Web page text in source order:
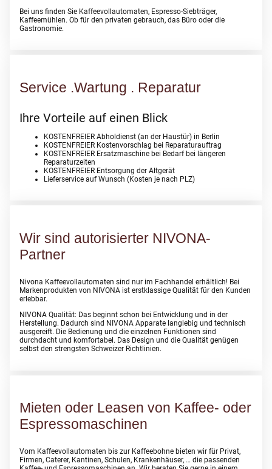
Bei uns finden Sie Kaffeevollautomaten, Espresso-Siebträger,
Kaffeemühlen. Ob für den privaten gebrauch, das Büro oder die
Gastronomie.
Service .Wartung . Reparatur
Ihre Vorteile auf einen Blick
KOSTENFREIER Abholdienst (an der Haustür) in Berlin
KOSTENFREIER Kostenvorschlag bei Reparaturauftrag
KOSTENFREIER Ersatzmaschine bei Bedarf bei längeren
Reparaturzeiten
KOSTENFREIER Entsorgung der Altgerät
Lieferservice auf Wunsch (Kosten je nach PLZ)
Wir sind autorisierter NIVONA-
Partner
Nivona Kaffeevollautomaten sind nur im Fachhandel erhältlich! Bei
Markenprodukten von NIVONA ist erstklassige Qualität für den Kunden
erlebbar.
NIVONA Qualität: Das beginnt schon bei Entwicklung und in der
Herstellung. Dadurch sind NIVONA Apparate langlebig und technisch
ausgereift. Die Bedienung und die einzelnen Funktionen sind
durchdacht und komfortabel. Das Design und die Qualität genügen
selbst den strengsten Schweizer Richtlinien.
Mieten oder Leasen von Kaffee- oder
Espressomaschinen
Vom Kaffeevollautomaten bis zur Kaffeebohne bieten wir für Privat,
Firmen, Caterer, Kantinen, Schulen, Krankenhäuser, … die passenden